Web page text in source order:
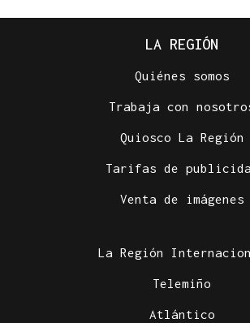
LA REGIÓN
Quiénes somos
Trabaja con
Quiosco La Región
Tarifas de
Venta de imágenes
La Región
Telemiño
Atlántico